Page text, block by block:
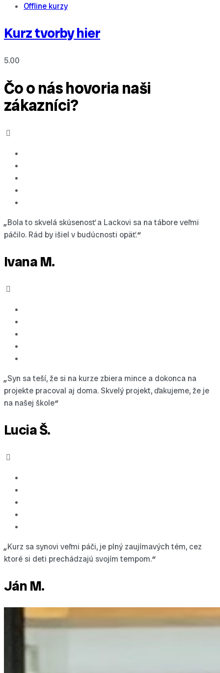
Offline kurzy
Kurz tvorby hier
5.00
Čo o nás hovoria naši
zákazníci?
„Bola to skvelá skúsenosť a Lackovi sa na tábore veľmi
páčilo. Rád by išiel v budúcnosti opäť.“
Ivana M.
„Syn sa teší, že si na kurze zbiera mince a dokonca na
projekte pracoval aj doma. Skvelý projekt, ďakujeme, že je
na našej škole“
Lucia Š.
„Kurz sa synovi veľmi páči, je plný zaujímavých tém, cez
ktoré si deti prechádzajú svojím tempom.“
Ján M.